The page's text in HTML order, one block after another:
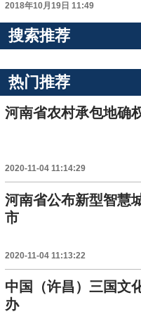
2018年10月19日 11:49
搜索推荐
热门推荐
河南省农村承包地确
2020-11-04 11:14:29
河南省公布新型智慧
市
2020-11-04 11:13:22
中国（许昌）三国文
办